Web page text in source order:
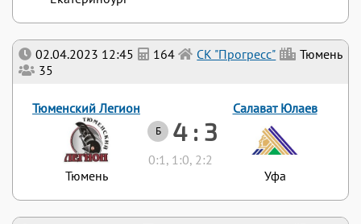
02.04.2023 12:45 164 СК "Прогресс"
Тюмень
35
Тюменский Легион
Тюмень
4 : 3
Б
0:1, 1:0, 2:2
Салават Юлаев
Уфа